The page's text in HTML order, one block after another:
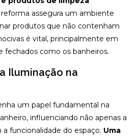
assegura um ambiente
produtos que não contenham
é vital, principalmente em
fechados como os banheiros.
Iluminação na
um papel fundamental na
influenciando não apenas a
funcionalidade do espaço. Uma